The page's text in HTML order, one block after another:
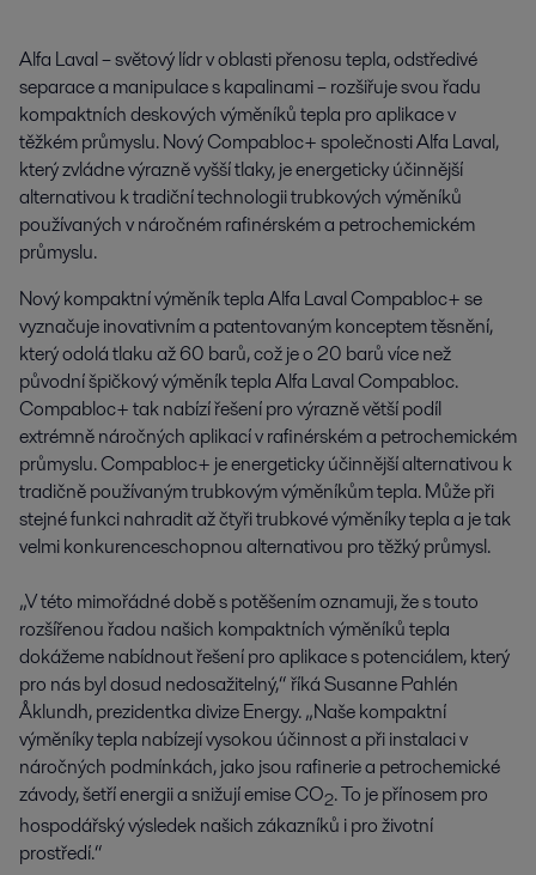
Alfa Laval – světový lídr v oblasti přenosu tepla, odstředivé
separace a manipulace s kapalinami – rozšiřuje svou řadu
kompaktních deskových výměníků tepla pro aplikace v
těžkém průmyslu. Nový Compabloc+ společnosti Alfa Laval,
který zvládne výrazně vyšší tlaky, je energeticky účinnější
alternativou k tradiční technologii trubkových výměníků
používaných v náročném rafinérském a petrochemickém
průmyslu.
Nový kompaktní výměník tepla Alfa Laval Compabloc+ se
vyznačuje inovativním a patentovaným konceptem těsnění,
který odolá tlaku až 60 barů, což je o 20 barů více než
původní špičkový výměník tepla Alfa Laval Compabloc.
Compabloc+ tak nabízí řešení pro výrazně větší podíl
extrémně náročných aplikací v rafinérském a petrochemickém
průmyslu. Compabloc+ je energeticky účinnější alternativou k
tradičně používaným trubkovým výměníkům tepla. Může při
stejné funkci nahradit až čtyři trubkové výměníky tepla a je tak
velmi konkurenceschopnou alternativou pro těžký průmysl.
„V této mimořádné době s potěšením oznamuji, že s touto
rozšířenou řadou našich kompaktních výměníků tepla
dokážeme nabídnout řešení pro aplikace s potenciálem, který
pro nás byl dosud nedosažitelný,“ říká Susanne Pahlén
Åklundh, prezidentka divize Energy. „Naše kompaktní
výměníky tepla nabízejí vysokou účinnost a při instalaci v
náročných podmínkách, jako jsou rafinerie a petrochemické
závody, šetří energii a snižují emise CO2. To je přínosem pro
hospodářský výsledek našich zákazníků i pro životní
prostředí.“